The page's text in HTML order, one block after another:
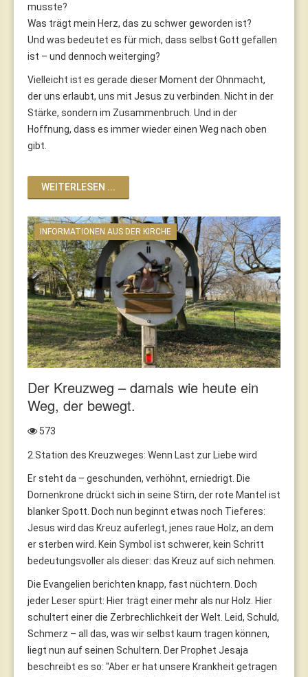
musste?
Was trägt mein Herz, das zu schwer geworden ist?
Und was bedeutet es für mich, dass selbst Gott gefallen
ist – und dennoch weiterging?
Vielleicht ist es gerade dieser Moment der Ohnmacht,
der uns erlaubt, uns mit Jesus zu verbinden. Nicht in der
Stärke, sondern im Zusammenbruch. Und in der
Hoffnung, dass es immer wieder einen Weg nach oben
gibt.
WEITERLESEN ...
INFORMATIONEN AUS DER KIRCHE
Der Kreuzweg – damals wie heute ein
Weg, der bewegt.
573
2.Station des Kreuzweges: Wenn Last zur Liebe wird
Er steht da – geschunden, verhöhnt, erniedrigt. Die
Dornenkrone drückt sich in seine Stirn, der rote Mantel ist
blanker Spott. Doch nun beginnt etwas noch Tieferes:
Jesus wird das Kreuz auferlegt, jenes raue Holz, an dem
er sterben wird. Kein Symbol ist schwerer, kein Schritt
bedeutungsvoller als dieser: das Kreuz auf sich nehmen.
Die Evangelien berichten knapp, fast nüchtern. Doch
jeder Leser spürt: Hier trägt einer mehr als nur Holz. Hier
schultert einer die Zerbrechlichkeit der Welt. Leid, Schuld,
Schmerz – all das, was wir selbst kaum tragen können,
liegt nun auf seinen Schultern. Der Prophet Jesaja
beschreibt es so: "Aber er hat unsere Krankheit getragen